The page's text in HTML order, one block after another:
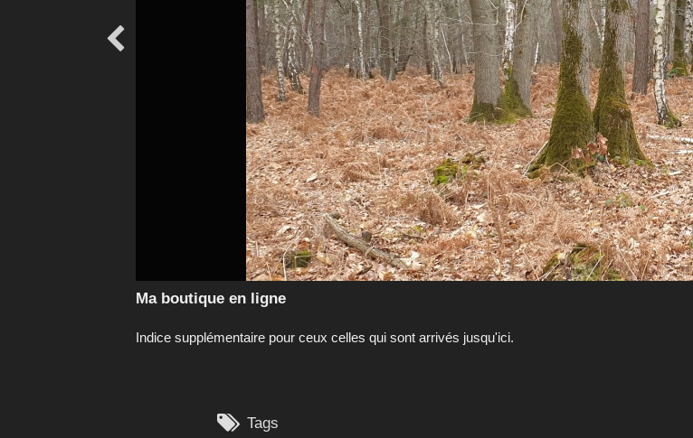

Ma boutique en ligne
Indice supplémentaire pour ceux celles qui sont arrivés jusqu'ici.
 Tags